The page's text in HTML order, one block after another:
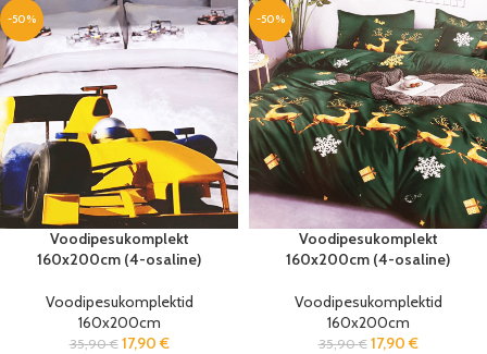
-50%
Voodipesukomplekt
160x200cm (4-osaline)
Voodipesukomplektid
160x200cm
35,90€ 17,90 €
-50%
Voodipesukomplekt
160x200cm (4-osaline)
Voodipesukomplektid
160x200cm
35,90€ 17,90 €